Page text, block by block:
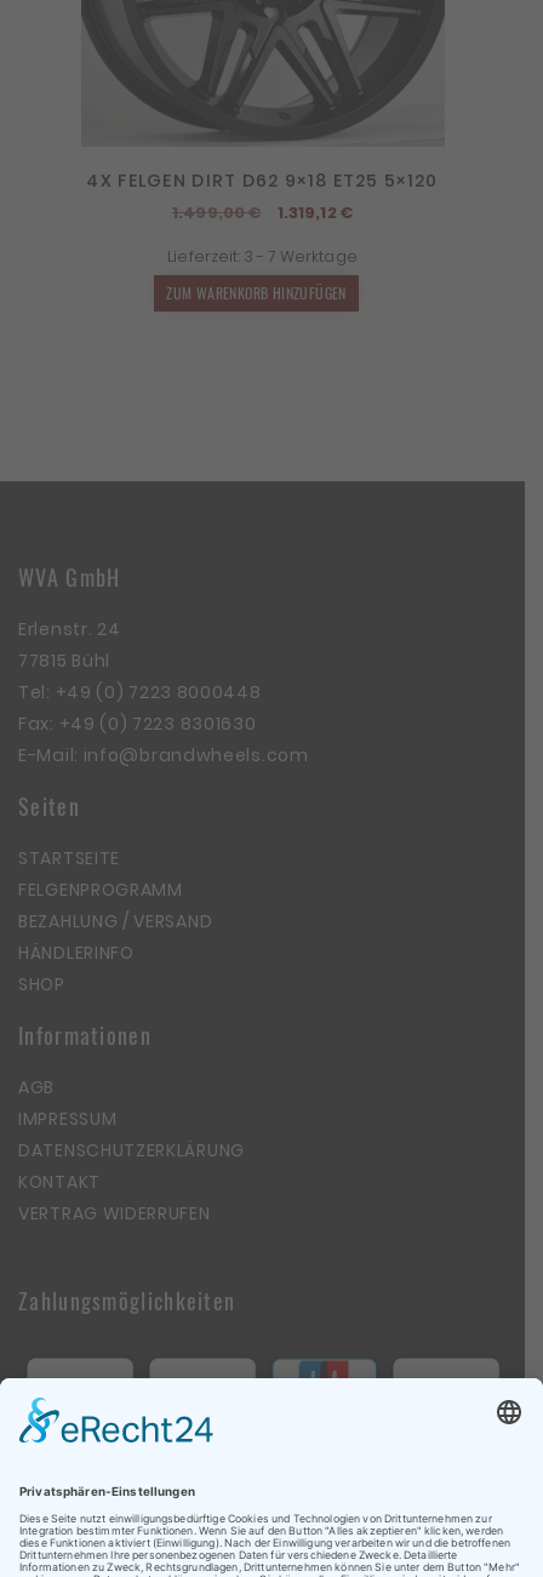
4X FELGEN DIRT D62 9×18 ET25 5×120
1.499,00€
Ursprünglicher
war:
1.499,00 €
1.319,12 €Aktueller
ist:
Lieferzeit: 3 - 7 Werktage
ZUM WARENKORB HINZUFÜGEN
WVA GmbH
Erlenstr. 24
77815 Bühl
Tel: +49 (0) 7223 8000448
Fax: +49 (0) 7223 8301630
E-Mail: info@brandwheels.com
Seiten
STARTSEITE
FELGENPROGRAMM
BEZAHLUNG / VERSAND
HÄNDLERINFO
SHOP
Informationen
AGB
IMPRESSUM
DATENSCHUTZERKLÄRUNG
KONTAKT
VERTRAG WIDERRUFEN
Zahlungsmöglichkeiten